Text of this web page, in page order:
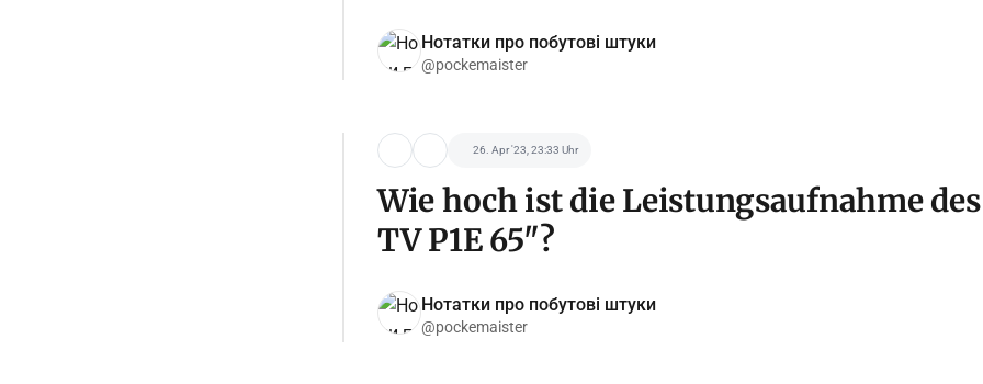
Нотатки про побутові штуки
@pockemaister
26. Apr '23, 23:33 Uhr
Wie hoch ist die Leistungsaufnahme
TV P1E 65"?
Нотатки про побутові штуки
@pockemaister